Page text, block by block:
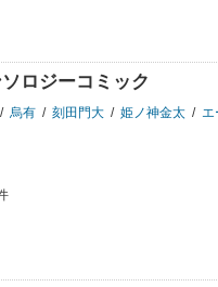
ロジーコミック
/ 烏有 / 刻田門大 / 姫ノ神金太 / エ